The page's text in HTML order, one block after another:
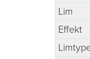
Lim
Effekt